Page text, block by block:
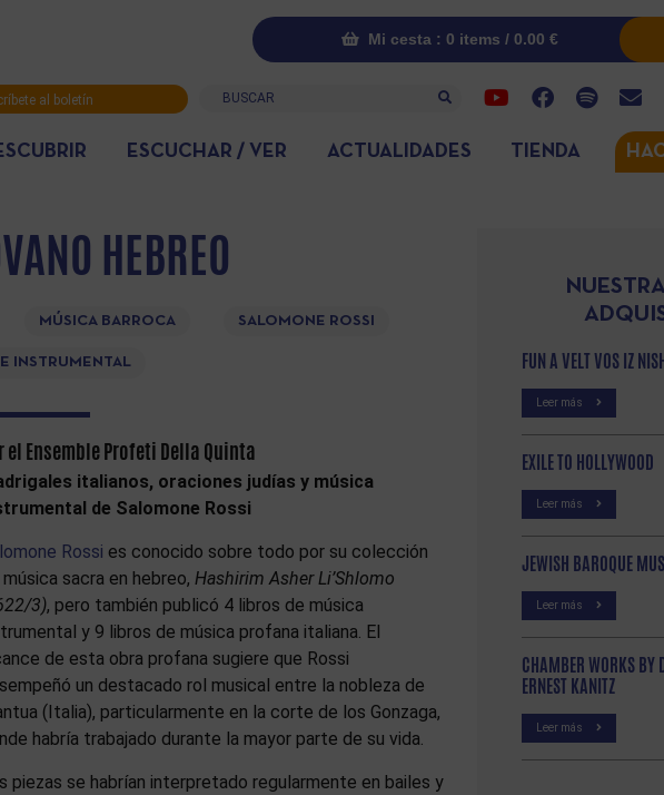
Mi cesta : 0 items / 0.00 €
al boletín
Buscar
ESCUCHAR / VER ACTUALIDADES TIENDA
HEBREO
MÚSICA BARROCA SALOMONE ROSSI
INSTRUMENTAL
el Ensemble Profeti Della Quinta
italianos, oraciones judías y música
de Salomone Rossi
Rossi es conocido sobre todo por su colección
sacra en hebreo, Hashirim Asher Li’Shlomo
3), pero también publicó 4 libros de música
y 9 libros de música profana italiana. El
de esta obra profana sugiere que Rossi
un destacado rol musical entre la nobleza de
(Italia), particularmente en la corte de los Gonzaga,
habría trabajado durante la mayor parte de su vida.
piezas se habrían interpretado regularmente en bailes y
FUN A VELT VOS IZ
Leer más
EXILE TO HOLLYWOOD
Leer más
JEWISH BAROQUE
Leer más
CHAMBER WORKS BY
ERNEST KANITZ
Leer más